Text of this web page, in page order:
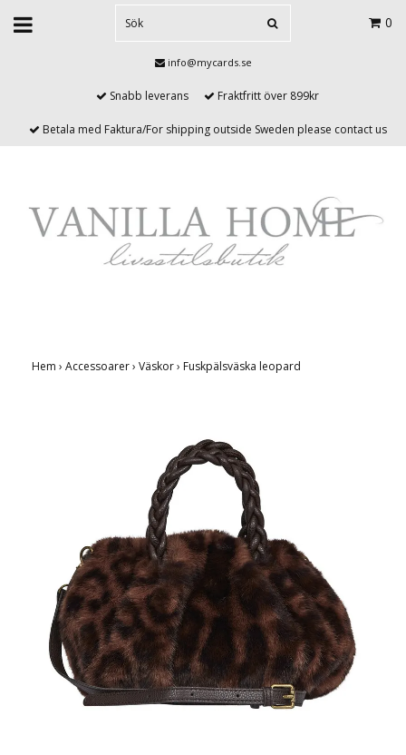
0
info@mycards.se
Snabb leverans Fraktfritt över 899kr
Betala med Faktura/For shipping outside Sweden please contact us
Hem › Accessoarer› Väskor› Fuskpälsväska leopard